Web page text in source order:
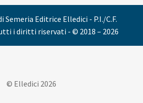
Editrice Elledici - P.I./C.F.
i diritti riservati - © 2018 – 2026
© Elledici 2026